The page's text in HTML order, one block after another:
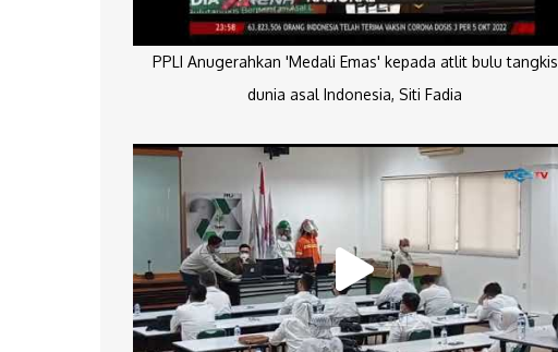
PPLI Anugerahkan 'Medali Emas' kepada atlit bulu tangkis
dunia asal Indonesia, Siti Fadia